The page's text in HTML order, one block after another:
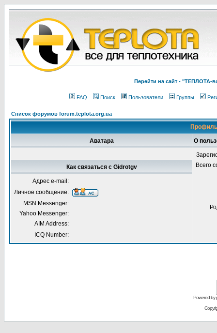
Перейти на cайт -
FAQ Поиск Пользователи Группы
Список форумов forum.teplota.org.ua
Аватара О
Всего
Как связаться с Gidrotgv
Адрес e-mail:
Личное сообщение:
MSN Messenger:
Yahoo Messenger:
AIM Address:
ICQ Number:
Powered by